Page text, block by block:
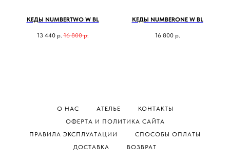
КЕДЫ NUMBERTWO W BL
13 440 р. 16 800 р.
КЕДЫ NUMBERONE W BL
16 800 р.
О НАС АТЕЛЬЕ
КОНТАКТЫ
ОФЕРТА И ПОЛИТИКА САЙТА
ПРАВИЛА ЭКСПЛУАТАЦИИ
СПОСОБЫ ОПЛАТЫ
ДОСТАВКА
ВОЗВРАТ